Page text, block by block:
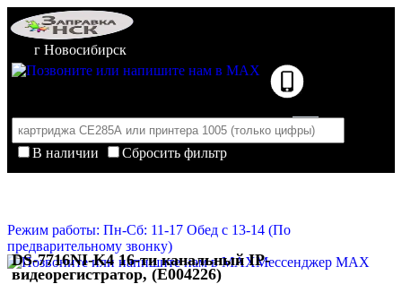
г Новосибирск
В наличии
Сбросить фильтр
Корзина пуста
Режим работы: Пн-Сб: 11-17 Обед с 13-14 (По
предварительному звонку)
Мессенджер MAX
DS-7716NI-K4 16-ти канальный IP-
видеорегистратор, (E004226)